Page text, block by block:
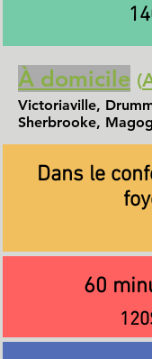
À domicile (
Victoriaville,
Sherbrooke,
Dans le
60